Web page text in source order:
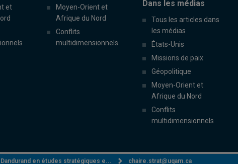
et
Moyen-Orient et
Afrique du Nord
Conflits
multidimensionnels
Dans les médias
Tous les articles dans
les médias
États-Unis
Missions de paix
Géopolitique
Moyen-Orient et
Afrique du Nord
Conflits
multidimensionnels
en études stratégiques e... chaire.strat@uqam.ca